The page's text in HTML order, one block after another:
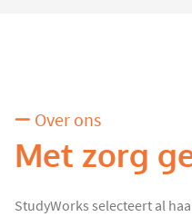
Over ons
Met zorg
StudyWorks selecteert al